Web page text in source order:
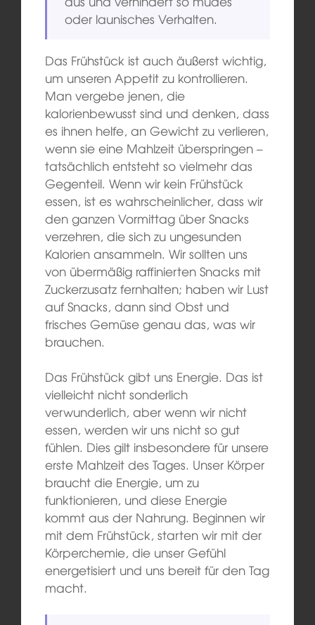
oder launisches Verhalten.
Das Frühstück ist auch äußerst wichtig,
um unseren Appetit zu kontrollieren.
Man vergebe jenen, die
kalorienbewusst sind und denken, dass
es ihnen helfe, an Gewicht zu verlieren,
wenn sie eine Mahlzeit überspringen –
tatsächlich entsteht so vielmehr das
Gegenteil. Wenn wir kein Frühstück
essen, ist es wahrscheinlicher, dass wir
den ganzen Vormittag über Snacks
verzehren, die sich zu ungesunden
Kalorien ansammeln. Wir sollten uns
von übermäßig raffinierten Snacks mit
Zuckerzusatz fernhalten; haben wir Lust
auf Snacks, dann sind Obst und
frisches Gemüse genau das, was wir
brauchen.
Das Frühstück gibt uns Energie. Das ist
vielleicht nicht sonderlich
verwunderlich, aber wenn wir nicht
essen, werden wir uns nicht so gut
fühlen. Dies gilt insbesondere für unsere
erste Mahlzeit des Tages. Unser Körper
braucht die Energie, um zu
funktionieren, und diese Energie
kommt aus der Nahrung. Beginnen wir
mit dem Frühstück, starten wir mit der
Körperchemie, die unser Gefühl
energetisiert und uns bereit für den Tag
macht.